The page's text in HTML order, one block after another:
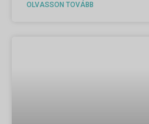
OLVASSON TOVÁBB